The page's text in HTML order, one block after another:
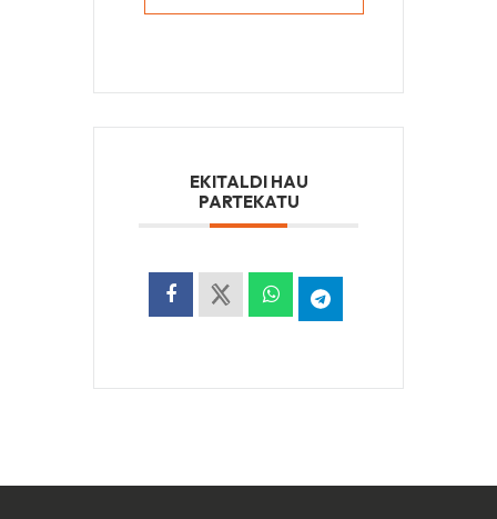
EKITALDI HAU
PARTEKATU